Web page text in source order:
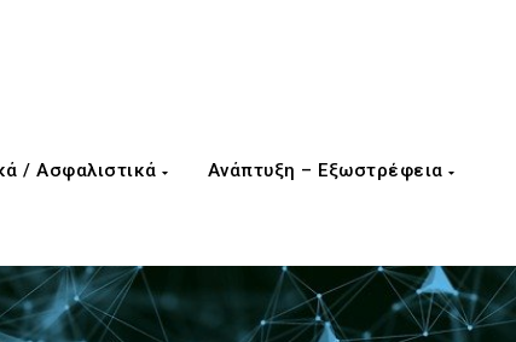
/ Ασφαλιστικά Ανάπτυξη – Εξωστρέφεια